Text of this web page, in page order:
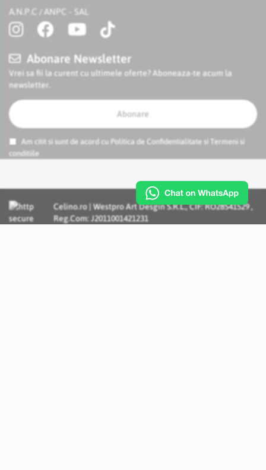
A.N.P.C / ANPC - SAL
Abonare Newsletter
Vrei sa fii la curent cu ultimele oferte? Aboneaza-te acum la
newsletter.
Abonare
Am citit si sunt de acord cu Politica de Confidentialitate si
Termeni si
conditiile
Celino.ro | Westpro Art Desgin S.R.L., CIF: RO28541529 ,
Reg.Com: J2011001421231